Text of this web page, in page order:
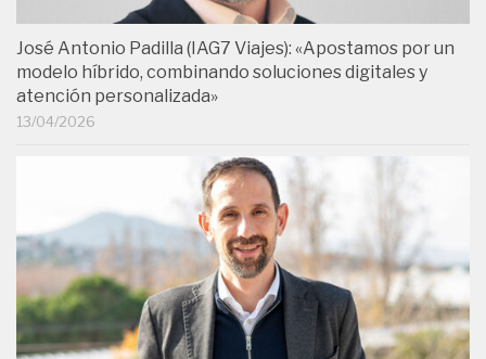
José Antonio Padilla (IAG7 Viajes): «Apostamos por un
modelo híbrido, combinando soluciones digitales y
atención personalizada»
13/04/2026